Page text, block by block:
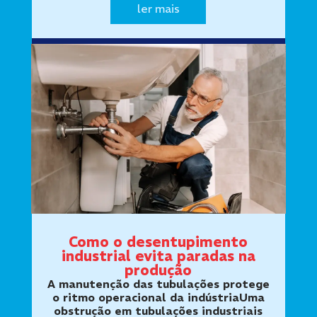
lojas, escritórios,…
ler mais
Como o desentupimento
industrial evita paradas na
produção
A manutenção das tubulações protege
o ritmo operacional da indústriaUma
obstrução em tubulações industriais